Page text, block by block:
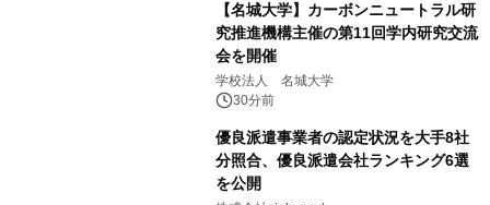
【名城大学】カーボンニュートラル研
究推進機構主催の第11回学内研究交流
会を開催
学校法人 名城大学
30分前
優良派遣事業者の認定状況を大手8社
分照合、優良派遣会社ランキング6選
を公開